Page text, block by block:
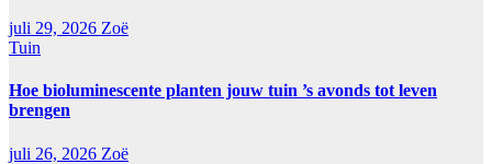
juli 29, 2026 Zoë
Tuin
Hoe bioluminescente planten jouw tuin ’s avonds tot leven
brengen
juli 26, 2026 Zoë